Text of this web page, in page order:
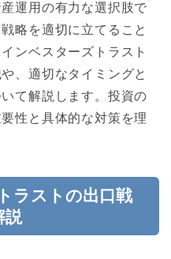
運用の有力な選択肢で
略を適切に立てること
ンベスターズトラスト
、適切なタイミングと
て解説します。投資の
性と具体的な対策を理
ラストの出口戦
説